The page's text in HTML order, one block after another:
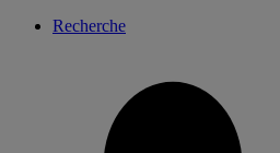
Recherche